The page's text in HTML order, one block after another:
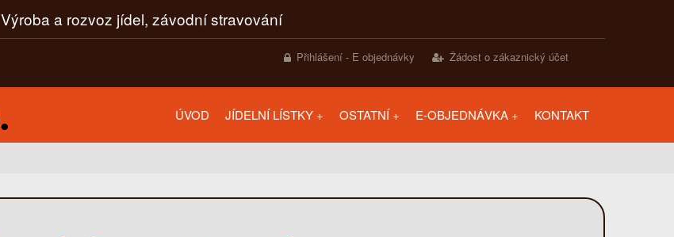
Výroba a rozvoz jídel, závodní stravování
Přihlášení - E objednávky Žádost o zákaznický účet
ÚVOD JÍDELNÍ LÍSTKY OSTATNÍ E-OBJEDNÁVKA KONTAKT